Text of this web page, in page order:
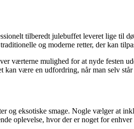
tilberedt julebuffet leveret lige til
og moderne retter, der kan
værterne mulighed for at nyde festen
kan være en udfordring, når man selv står
og eksotiske smage. Nogle vælger at
oplevelse, hvor der er noget for enhver